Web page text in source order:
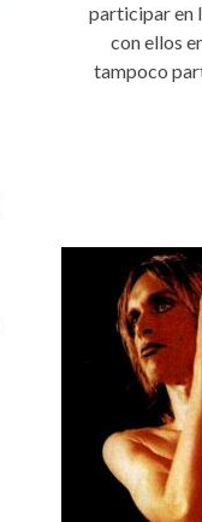
participar en
con ellos
tampoco